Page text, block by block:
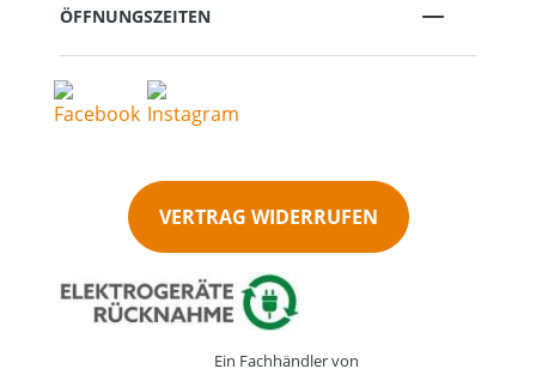
ÖFFNUNGSZEITEN
VERTRAG WIDERRUFEN
Ein Fachhändler von